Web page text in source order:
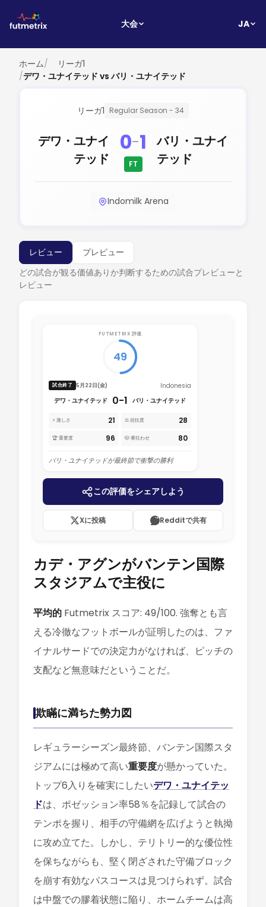
大会 JA
ホーム/
リーガ1
/デワ・ユナイテッド vs バリ・ユナイテッド
リーガ1 Regular Season - 34
デワ・ユナイ
テッド
0-1
FT
バリ・ユナイ
テッド
Indomilk Arena
レビュー
プレビュー
どの試合が観る価値ありか判断するための試合プレビューと
レビュー
FUTMETRIX 評価
49
試合終了 5月22日(金)
Indonesia
デワ・ユナイテッド
0-1 バリ・ユナイテッド
⚡ 激しさ 21 ⚖️ 拮抗度 28
🏆 重要度 96 🎲 番狂わせ 80
バリ・ユナイテッドが最終節で衝撃の勝利
この評価をシェアしよう
Xに投稿 Redditで共有
カデ・アグンがバンテン国際
スタジアムで主役に
平均的 Futmetrix スコア: 49/100. 強奪とも言
える冷徹なフットボールが証明したのは、ファ
イナルサードでの決定力がなければ、ピッチの
支配など無意味だということだ。
欺瞞に満ちた勢力図
レギュラーシーズン最終節、バンテン国際スタ
ジアムには極めて高い重要度が懸かっていた。
トップ6入りを確実にしたいデワ・ユナイテッ
ドは、ポゼッション率58％を記録して試合の
テンポを握り、相手の守備網を広げようと執拗
に攻め立てた。しかし、テリトリー的な優位性
を保ちながらも、堅く閉ざされた守備ブロック
を崩す有効なパスコースは見つけられず。試合
は中盤での膠着状態に陥り、ホームチームは高